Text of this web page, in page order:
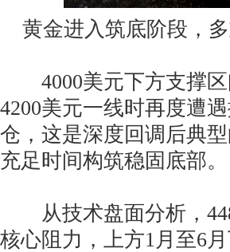
黄金进入筑底阶段，
4000美元下方支撑区
4200美元一线时再度遭
仓，这是深度回调后典
充足时间构筑稳固底部。
从技术盘面分析，
核心阻力，上方1月至6